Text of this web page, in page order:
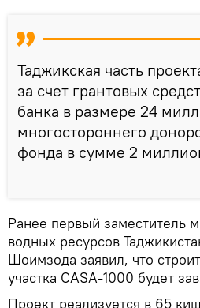
Таджикская часть
за счет грантовых
банка в размере 24
многостороннего
фонда в сумме 2
Ранее первый заместитель
водных ресурсов
Шоимзода заявил, что
участка CASA-1000 будет
Проект реализуется в 65